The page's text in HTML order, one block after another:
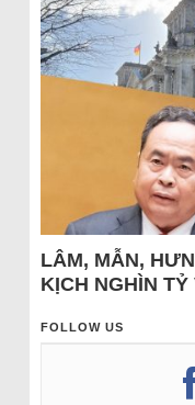
LÂM, MẪN,
KỊCH NGHÌN
FOLLOW US